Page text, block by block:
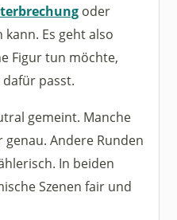
oder
Es geht also
Figur tun möchte,
passt.
gemeint. Manche
Andere Runden
In beiden
Szenen fair und